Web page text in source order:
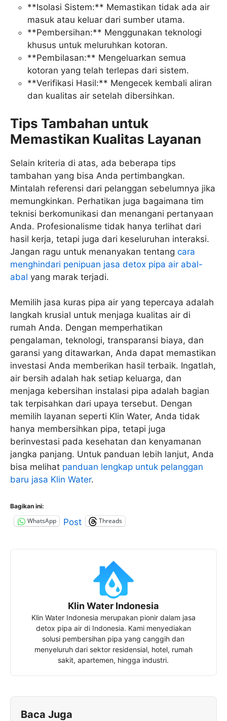
**Isolasi Sistem:** Memastikan tidak ada air
masuk atau keluar dari sumber utama.
**Pembersihan:** Menggunakan teknologi
khusus untuk meluruhkan kotoran.
**Pembilasan:** Mengeluarkan semua
kotoran yang telah terlepas dari sistem.
**Verifikasi Hasil:** Mengecek kembali aliran
dan kualitas air setelah dibersihkan.
Tips Tambahan untuk
Memastikan Kualitas Layanan
Selain kriteria di atas, ada beberapa tips
tambahan yang bisa Anda pertimbangkan.
Mintalah referensi dari pelanggan sebelumnya jika
memungkinkan. Perhatikan juga bagaimana tim
teknisi berkomunikasi dan menangani pertanyaan
Anda. Profesionalisme tidak hanya terlihat dari
hasil kerja, tetapi juga dari keseluruhan interaksi.
Jangan ragu untuk menanyakan tentang cara
menghindari penipuan jasa detox pipa air abal-
abal yang marak terjadi.
Memilih jasa kuras pipa air yang tepercaya adalah
langkah krusial untuk menjaga kualitas air di
rumah Anda. Dengan memperhatikan
pengalaman, teknologi, transparansi biaya, dan
garansi yang ditawarkan, Anda dapat memastikan
investasi Anda memberikan hasil terbaik. Ingatlah,
air bersih adalah hak setiap keluarga, dan
menjaga kebersihan instalasi pipa adalah bagian
tak terpisahkan dari upaya tersebut. Dengan
memilih layanan seperti Klin Water, Anda tidak
hanya membersihkan pipa, tetapi juga
berinvestasi pada kesehatan dan kenyamanan
jangka panjang. Untuk panduan lebih lanjut, Anda
bisa melihat panduan lengkap untuk pelanggan
baru jasa Klin Water.
Bagikan ini:
WhatsApp Post Threads
Klin Water Indonesia
Klin Water Indonesia merupakan pionir dalam jasa
detox pipa air di Indonesia. Kami menyediakan
solusi pembersihan pipa yang canggih dan
menyeluruh dari sektor residensial, hotel, rumah
sakit, apartemen, hingga industri.
Baca Juga